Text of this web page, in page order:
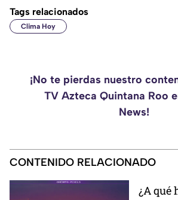
Tags relacionados
Clima Hoy
¡No te pierdas nuestro
TV Azteca Quintana Roo
News!
CONTENIDO RELACIONADO
¿A qué